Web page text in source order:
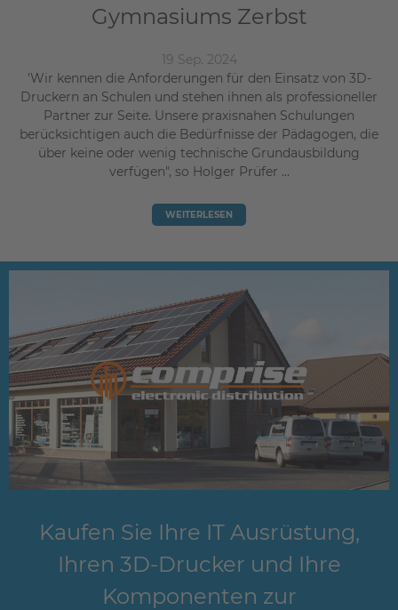
Gymnasiums Zerbst
19 Sep. 2024
'Wir kennen die Anforderungen für den Einsatz von 3D-
Druckern an Schulen und stehen ihnen als professioneller
Partner zur Seite. Unsere praxisnahen Schulungen
berücksichtigen auch die Bedürfnisse der Pädagogen, die
über keine oder wenig technische Grundausbildung
verfügen", so Holger Prüfer ...
WEITERLESEN
Kaufen Sie Ihre IT Ausrüstung,
Ihren 3D-Drucker und Ihre
Komponenten zur